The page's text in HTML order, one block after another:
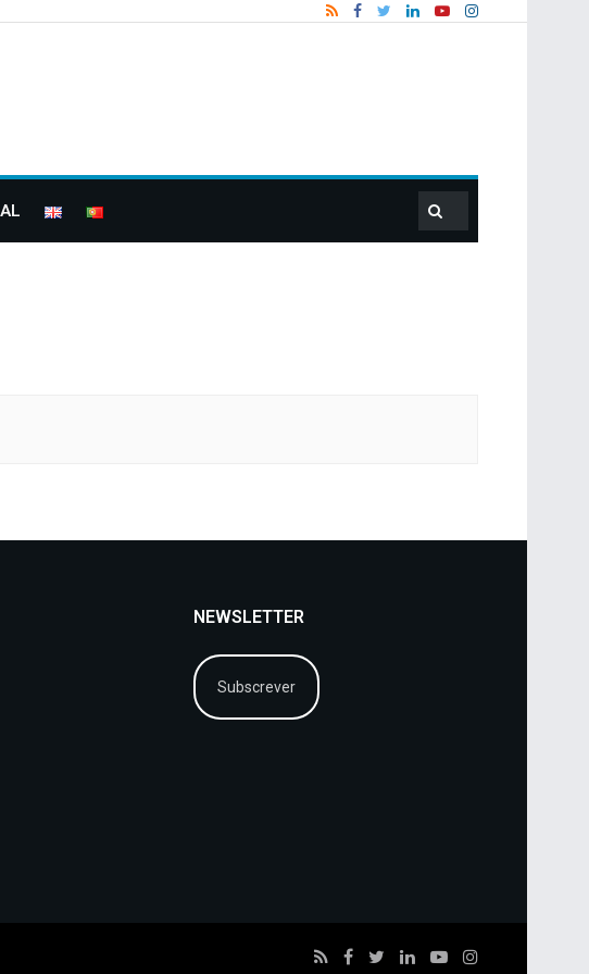
NEWSLETTER
Subscrever